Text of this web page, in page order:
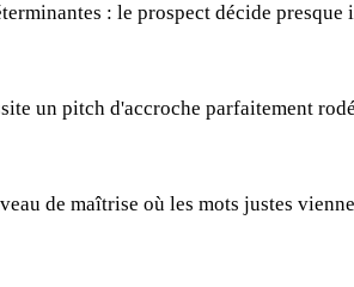
: le prospect décide presque
un pitch d'accroche parfaitement
de maîtrise où les mots justes